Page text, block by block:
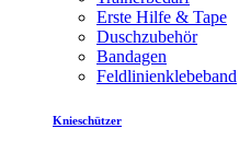
Erste Hilfe & Tape
Duschzubehör
Bandagen
Feldlinienklebeband
Knieschützer